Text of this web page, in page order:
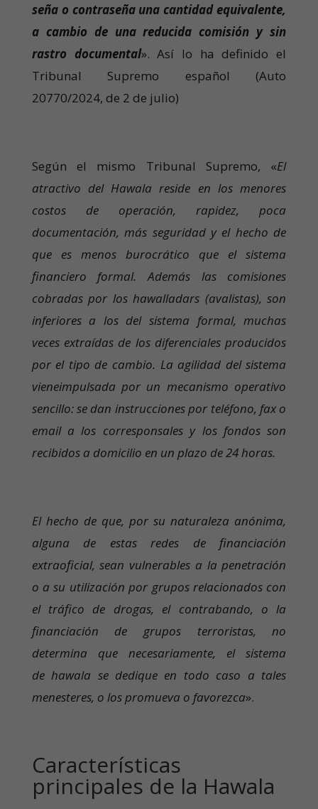
seña o contraseña una cantidad equivalente,
a cambio de una reducida comisión y sin
rastro documental». Así lo ha definido el
Tribunal Supremo español (Auto
20770/2024, de 2 de julio)
Según el mismo Tribunal Supremo, «El
atractivo del Hawala reside en los menores
costos de operación, rapidez, poca
documentación, más seguridad y el hecho de
que es menos burocrático que el sistema
financiero formal. Además las comisiones
cobradas por los hawalladars (avalistas), son
inferiores a los del sistema formal, muchas
veces extraídas de los diferenciales producidos
por el tipo de cambio. La agilidad del sistema
vieneimpulsada por un mecanismo operativo
sencillo: se dan instrucciones por teléfono, fax o
email a los corresponsales y los fondos son
recibidos a domicilio en un plazo de 24 horas.
El hecho de que, por su naturaleza anónima,
alguna de estas redes de financiación
extraoficial, sean vulnerables a la penetración
o a su utilización por grupos relacionados con
el tráfico de drogas, el contrabando, o la
financiación de grupos terroristas, no
determina que necesariamente, el sistema
de hawala se dedique en todo caso a tales
menesteres, o los promueva o favorezca».
Características
principales de la Hawala